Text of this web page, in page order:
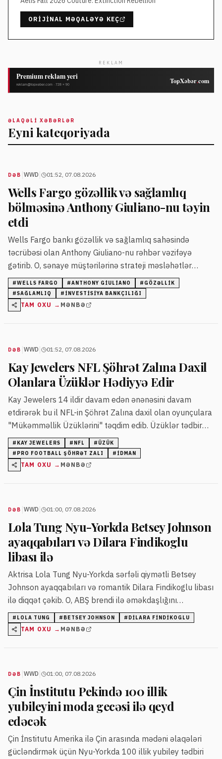
ORIJINAL MƏQALƏYƏ KEÇ
REKLAM
ƏLAQƏLI XƏBƏRLƏR
Eyni kateqoriyada
DƏB WWD 01:52, 07.08.2026
Wells Fargo gözəllik və sağlamlıq
bölməsinə Anthony Giuliano-nu təyin
etdi
Wells Fargo bankı gözəllik və sağlamlıq sahəsində
təcrübəsi olan Anthony Giuliano-nu rəhbər vəzifəyə
gətirib. O, sənaye müştərilərinə strateji məsləhətlər
verərək platformanın inkişafını təmin edəcək.
#WELLS FARGO #ANTHONY GIULIANO # GÖZƏLLIK
#SAĞLAMLIQ # INVESTISIYA BANKÇILIĞI
TAM OXU → MƏNBƏ
DƏB WWD 01:52, 07.08.2026
Kay Jewelers NFL Şöhrət Zalına Daxil
Olanlara Üzüklər Hədiyyə Edir
Kay Jewelers 14 ildir davam edən ənənəsini davam
etdirərək bu il NFL-in Şöhrət Zalına daxil olan oyunçulara
"Mükəmməllik Üzüklərini" təqdim edib. Üzüklər tədbir
zamanı və oyunlarda oyunçulara təqdim olunur.
# KAY JEWELERS # NFL # ÜZÜK
# PRO FOOTBALL ŞÖHRƏT ZALI # IDMAN
TAM OXU → MƏNBƏ
DƏB WWD 01:00, 07.08.2026
Lola Tung Nyu-Yorkda Betsey Johnson
ayaqqabıları və Dilara Findikoglu
libası ilə
Aktrisa Lola Tung Nyu-Yorkda sərfəli qiymətli Betsey
Johnson ayaqqabıları və romantik Dilara Findikoglu libası
ilə diqqət çəkib. O, ABŞ brendi ilə əməkdaşlığını
genişləndirir.
# LOLA TUNG # BETSEY JOHNSON # DILARA FINDIKOGLU
TAM OXU → MƏNBƏ
DƏB WWD 01:00, 07.08.2026
Çin İnstitutu Pekində 100 illik
yubileyini moda gecəsi ilə qeyd
edəcək
Çin İnstitutu Amerika ilə Çin arasında mədəni əlaqələri
gücləndirmək üçün Nyu-Yorkda 100 illik yubiley tədbiri